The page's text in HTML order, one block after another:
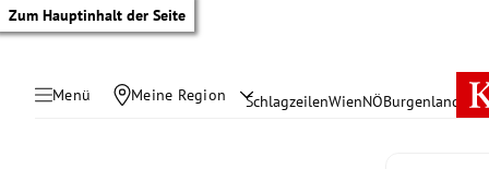
Zum Hauptinhalt der Seite
Menü Meine Region SchlagzeilenWienNÖBurgenland